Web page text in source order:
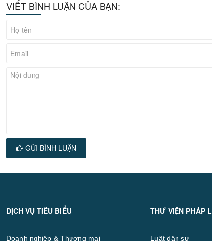
VIẾT BÌNH LUẬN CỦA BẠN:
GỬI BÌNH LUẬN
DỊCH VỤ TIÊU BIỂU
Doanh nghiệp & Thương mại
THƯ VIỆN PHÁP
Luật dân sự